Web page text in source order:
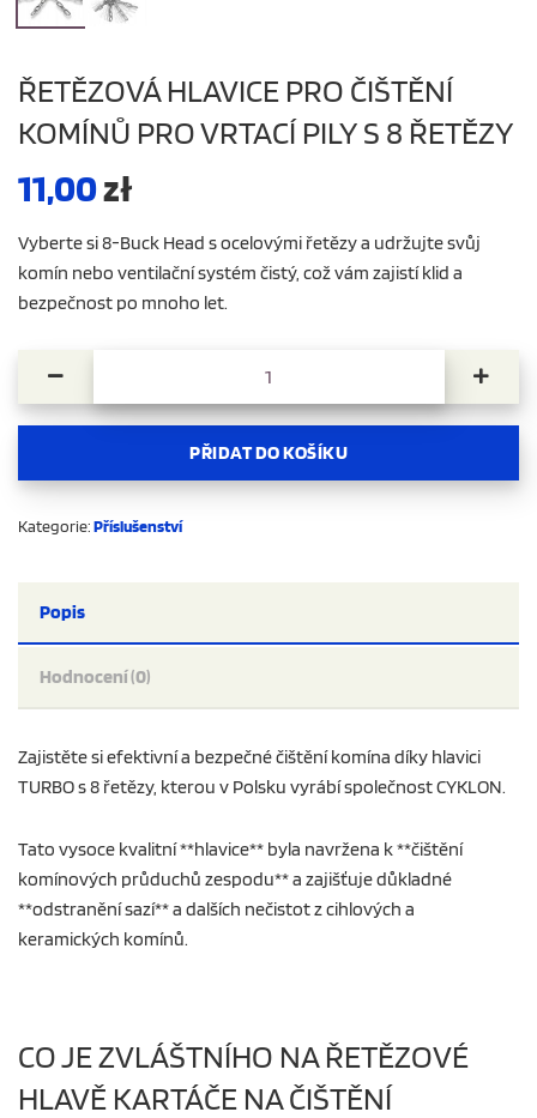
ŘETĚZOVÁ HLAVICE PRO ČIŠTĚNÍ
KOMÍNŮ PRO VRTACÍ PILY S 8 ŘETĚZY
11,00zł
Vyberte si 8-Buck Head s ocelovými řetězy a udržujte svůj
komín nebo ventilační systém čistý, což vám zajistí klid a
bezpečnost po mnoho let.
ŘETĚZOVÁ HLAVICE PRO ČIŠTĚNÍ KOMÍNŮ PRO VRTACÍ
PŘIDAT DO KOŠÍKU
Kategorie:Příslušenství
Popis
Hodnocení (0)
Zajistěte si efektivní a bezpečné čištění komína díky hlavici
TURBO s 8 řetězy, kterou v Polsku vyrábí společnost CYKLON.
Tato vysoce kvalitní **hlavice** byla navržena k **čištění
komínových průduchů zespodu** a zajišťuje důkladné
**odstranění sazí** a dalších nečistot z cihlových a
keramických komínů.
CO JE ZVLÁŠTNÍHO NA ŘETĚZOVÉ
HLAVĚ KARTÁČE NA ČIŠTĚNÍ